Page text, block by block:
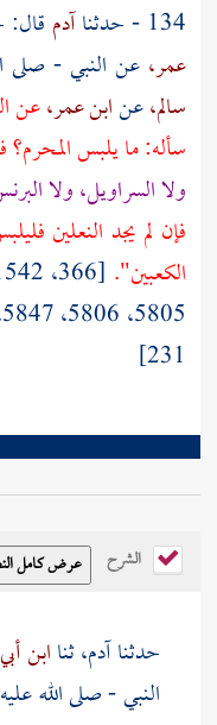
134 - حدثنا
آدم قال:
عمر،عن النبي - صلى
سالم،عنابن عمر،عن
سأله: ما يلبس
ولا السراويل، ولا
فإن لم يجد النعلين
الكعبين".
231]
الشرح
حدثناآدم،ثناابن
النبي - صلى الله